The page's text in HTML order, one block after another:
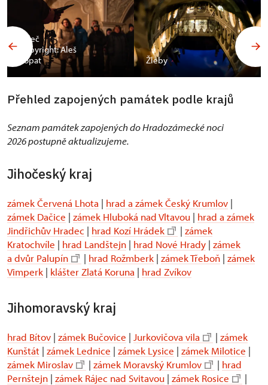
Valeč
Copyright: Aleš
Vopat
Žleby
Přehled zapojených památek podle krajů
Seznam památek zapojených do Hradozámecké noci
2026 postupně aktualizujeme.
Jihočeský kraj
zámek Červená Lhota | hrad a zámek Český Krumlov |
zámek Dačice | zámek Hluboká nad Vltavou | hrad a zámek
Jindřichův Hradec | hrad Kozí Hrádek | zámek
Kratochvíle | hrad Landštejn | hrad Nové Hrady | zámek
a dvůr Palupín
| hrad Rožmberk | zámek Třeboň | zámek
Vimperk | klášter Zlatá Koruna | hrad Zvíkov
Jihomoravský kraj
hrad Bítov | zámek Bučovice | Jurkovičova vila | zámek
Kunštát | zámek Lednice | zámek Lysice | zámek Milotice |
zámek Miroslav
| zámek Moravský Krumlov | hrad
Pernštejn | zámek Rájec nad Svitavou | zámek Rosice |